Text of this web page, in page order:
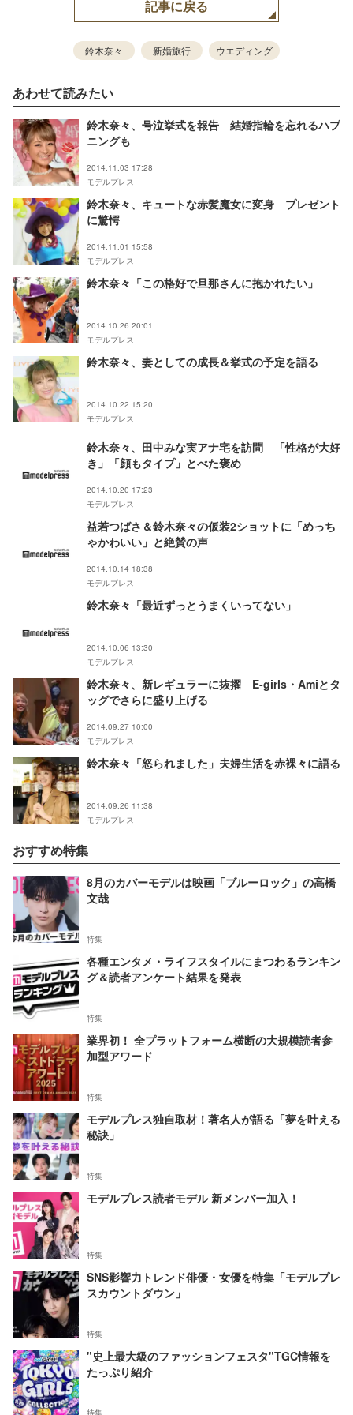
記事に戻る
鈴木奈々 新婚旅行 ウエディング
あわせて読みたい
鈴木奈々、号泣挙式を報告 結婚指輪を忘れるハプ
ニングも
2014.11.03 17:28
モデルプレス
鈴木奈々、キュートな赤髪魔女に変身 プレゼント
に驚愕
2014.11.01 15:58
モデルプレス
鈴木奈々「この格好で旦那さんに抱かれたい」
2014.10.26 20:01
モデルプレス
鈴木奈々、妻としての成長＆挙式の予定を語る
2014.10.22 15:20
モデルプレス
鈴木奈々、田中みな実アナ宅を訪問 「性格が大好
き」「顔もタイプ」とべた褒め
2014.10.20 17:23
モデルプレス
益若つばさ＆鈴木奈々の仮装2ショットに「めっち
ゃかわいい」と絶賛の声
2014.10.14 18:38
モデルプレス
鈴木奈々「最近ずっとうまくいってない」
2014.10.06 13:30
モデルプレス
鈴木奈々、新レギュラーに抜擢 E-girls・Amiとタ
ッグでさらに盛り上げる
2014.09.27 10:00
モデルプレス
鈴木奈々「怒られました」夫婦生活を赤裸々に語る
2014.09.26 11:38
モデルプレス
おすすめ特集
8月のカバーモデルは映画「ブルーロック」の高橋
文哉
特集
各種エンタメ・ライフスタイルにまつわるランキン
グ＆読者アンケート結果を発表
特集
業界初！ 全プラットフォーム横断の大規模読者参
加型アワード
特集
モデルプレス独自取材！著名人が語る「夢を叶える
秘訣」
特集
モデルプレス読者モデル 新メンバー加入！
特集
SNS影響力トレンド俳優・女優を特集「モデルプレ
スカウントダウン」
特集
"史上最大級のファッションフェスタ"TGC情報を
たっぷり紹介
特集